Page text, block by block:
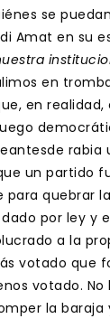
se
Amat en su
en
en
rabia
un partido
para quebrar
por ley y
a la
votado que
votado. No
la baraja